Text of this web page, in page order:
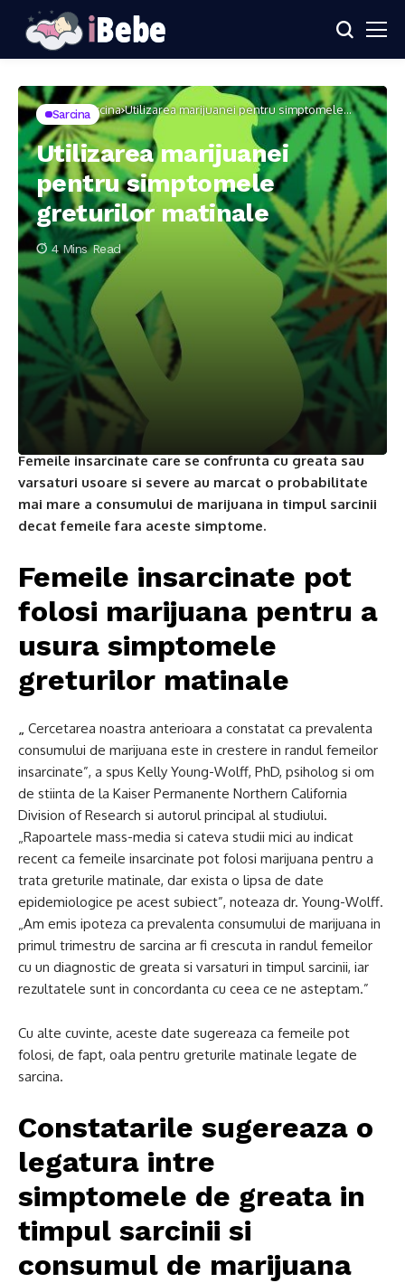
Home Sarcina Utilizarea marijuanei pentru simptomele
greturilor matinale
Sarcina
Utilizarea marijuanei
pentru simptomele
greturilor matinale
4 Mins Read
Femeile insarcinate care se confrunta cu greata sau
varsaturi usoare si severe au marcat o probabilitate
mai mare a consumului de marijuana in timpul sarcinii
decat femeile fara aceste simptome.
Femeile insarcinate pot
folosi marijuana pentru a
usura simptomele
greturilor matinale
„ Cercetarea noastra anterioara a constatat ca prevalenta
consumului de marijuana este in crestere in randul femeilor
insarcinate”, a spus Kelly Young-Wolff, PhD, psiholog si om
de stiinta de la Kaiser Permanente Northern California
Division of Research si autorul principal al studiului.
„Rapoartele mass-media si cateva studii mici au indicat
recent ca femeile insarcinate pot folosi marijuana pentru a
trata greturile matinale, dar exista o lipsa de date
epidemiologice pe acest subiect”, noteaza dr. Young-Wolff.
„Am emis ipoteza ca prevalenta consumului de marijuana in
primul trimestru de sarcina ar fi crescuta in randul femeilor
cu un diagnostic de greata si varsaturi in timpul sarcinii, iar
rezultatele sunt in concordanta cu ceea ce ne asteptam.”
Cu alte cuvinte, aceste date sugereaza ca femeile pot
folosi, de fapt, oala pentru greturile matinale legate de
sarcina.
Constatarile sugereaza o
legatura intre
simptomele de greata in
timpul sarcinii si
consumul de marijuana